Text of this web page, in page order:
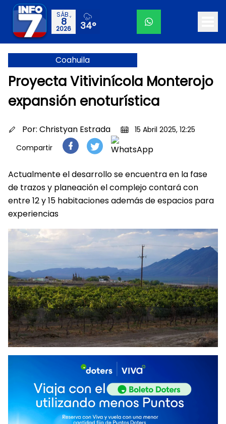
SÁB.,
8
2026 34°
Coahuila
Proyecta Vitivinícola Monterojo
expansión enoturística
Por: Christyan Estrada
15 Abril 2025, 12:25
Compartir
Actualmente el desarrollo se encuentra en la fase
de trazos y planeación el complejo contará con
entre 12 y 15 habitaciones además de espacios para
experiencias